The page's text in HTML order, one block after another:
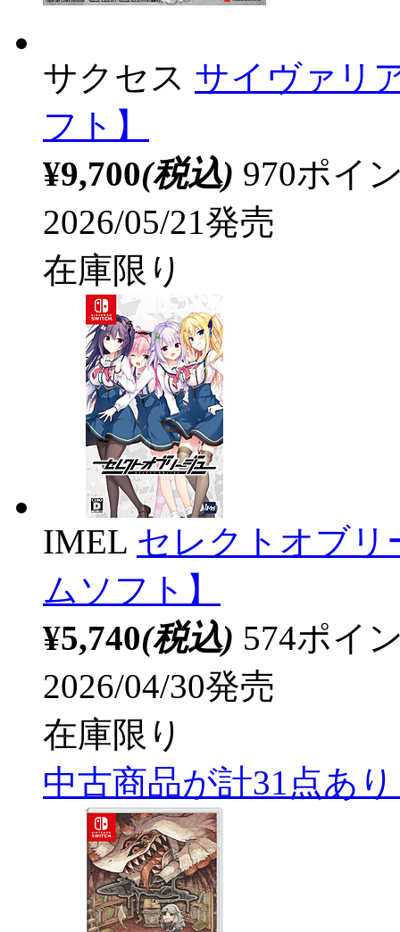
サクセス サイヴァリ
フト】
¥9,700(税込) 970ポイ
2026/05/21発売
在庫限り
IMEL セレクトオブ
ムソフト】
¥5,740(税込) 574ポイ
2026/04/30発売
在庫限り
中古商品が計31点あ